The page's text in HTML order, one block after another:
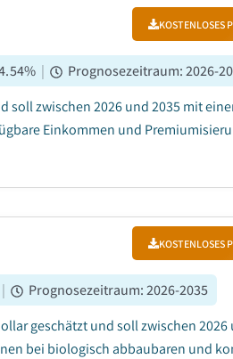
KOSTENLOSES
% | Prognosezeitraum:2026-
soll zwischen 2026 und 2035 mit
Einkommen und
KOSTENLOSES
| Prognosezeitraum:2026-2035
geschätzt und soll zwischen
bei biologisch abbaubaren und